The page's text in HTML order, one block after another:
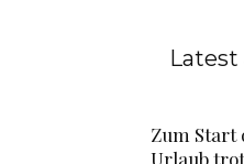
Latest
Zum Start
Urlaub